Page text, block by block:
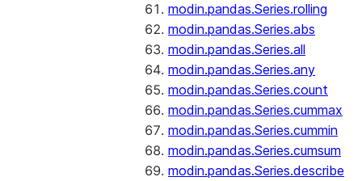
modin.pandas.Series.rolling
modin.pandas.Series.abs
modin.pandas.Series.all
modin.pandas.Series.any
modin.pandas.Series.count
modin.pandas.Series.cummax
modin.pandas.Series.cummin
modin.pandas.Series.cumsum
modin.pandas.Series.describe